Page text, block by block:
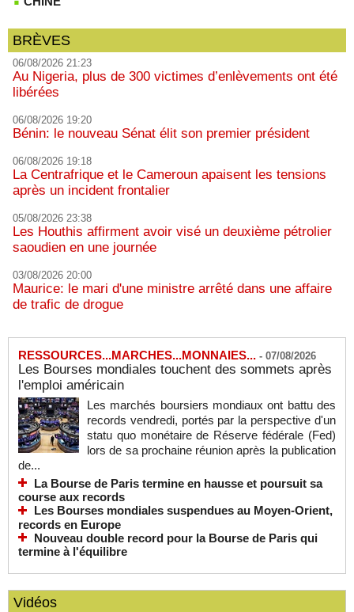
BRÈVES
06/08/2026 21:23
Au Nigeria, plus de 300 victimes d’enlèvements ont été
libérées
06/08/2026 19:20
Bénin: le nouveau Sénat élit son premier président
06/08/2026 19:18
La Centrafrique et le Cameroun apaisent les tensions
après un incident frontalier
05/08/2026 23:38
Les Houthis affirment avoir visé un deuxième pétrolier
saoudien en une journée
03/08/2026 20:00
Maurice: le mari d'une ministre arrêté dans une affaire
de trafic de drogue
RESSOURCES...MARCHES...MONNAIES... - 07/08/2026
Les Bourses mondiales touchent des sommets après
l'emploi américain
Les marchés boursiers mondiaux ont battu des
records vendredi, portés par la perspective d'un
statu quo monétaire de Réserve fédérale (Fed)
lors de sa prochaine réunion après la publication
de...
La Bourse de Paris termine en hausse et poursuit sa
course aux records
Les Bourses mondiales suspendues au Moyen-Orient,
records en Europe
Nouveau double record pour la Bourse de Paris qui
termine à l'équilibre
Vidéos